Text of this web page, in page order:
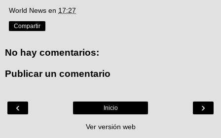
World News en 17:27
Compartir
No hay comentarios:
Publicar un comentario
‹ ›
Inicio
Ver versión web